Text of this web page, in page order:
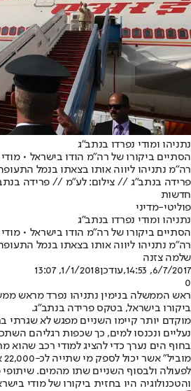
נתניהו ומודי נפרדו בנתב"ג
הסתיים ביקורו של רה"מ הודו בישראל •
רה"מ נתניהו ליווה אותו בצאתו בנמל התעופה
פרידה בנתב"ג // צילום: לע"מ // פרידה
חדשות
פוליטי-מדיני
נתניהו ומודי נפרדו בנתב"ג
הסתיים ביקורו של רה"מ הודו בישראל •
רה"מ נתניהו ליווה אותו בצאתו בנמל התעופה
שלמה צזנה
6/7/2017, 14:53
,עודכן1/1/2018, 13:07
0
ראש הממשלה בנימין נתניהו נפרד מראש
ביקורו בישראל, בטקס פרידה בנתב"ג.
מוקדם יותר קיימו השניים מפגש לא שגרתי
נעליים ונכנסו למים, כך שכפות רגליהם
בחוף הים נערך כדי להציג למודי רכב שהוא
לפעולה ולבסוף השניים שתו מהמים.
והטכנולוגיה היו בחזית ביקורו של מודי